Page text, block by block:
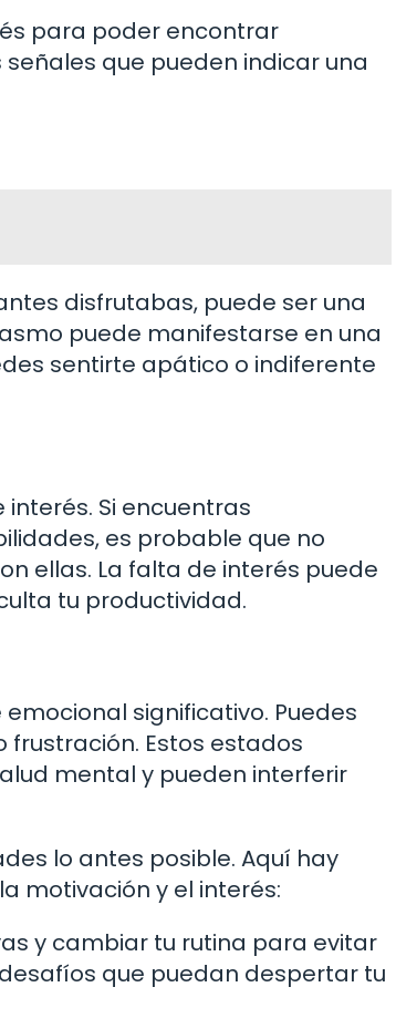
para poder encontrar
que pueden indicar una
disfrutabas, puede ser una
puede manifestarse en una
sentirte apático o indiferente
Si encuentras
es probable que no
ellas. La falta de interés puede
tu productividad.
significativo. Puedes
Estos estados
mental y pueden interferir
lo antes posible. Aquí hay
motivación y el interés:
y cambiar tu rutina para evitar
que puedan despertar tu